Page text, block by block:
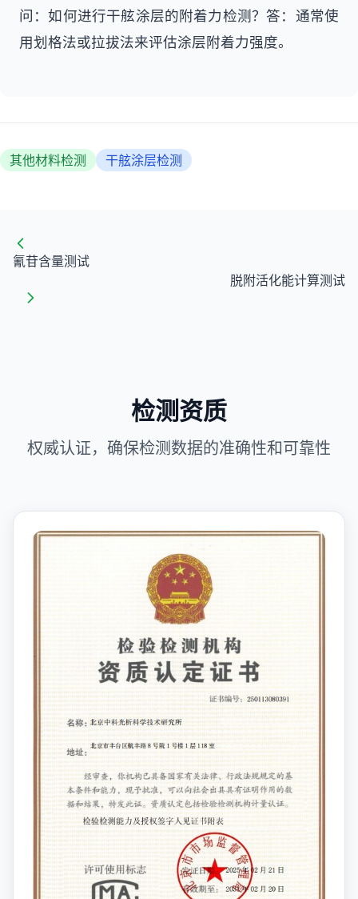
问：如何进行干舷涂层的附着力检测？答：通常使
用划格法或拉拔法来评估涂层附着力强度。
其他材料检测 干舷涂层检测
氰苷含量测试
脱附活化能计算测试
检测资质
权威认证，确保检测数据的准确性和可靠性